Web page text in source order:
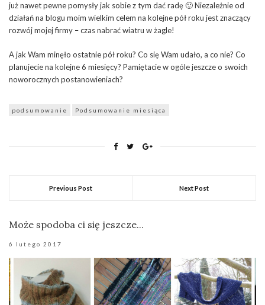
już nawet pewne pomysły jak sobie z tym dać radę 🙂 Niezależnie od
działań na blogu moim wielkim celem na kolejne pół roku jest znaczący
rozwój mojej firmy – czas nabrać wiatru w żagle!
A jak Wam minęło ostatnie pół roku? Co się Wam udało, a co nie? Co
planujecie na kolejne 6 miesięcy? Pamiętacie w ogóle jeszcze o swoich
noworocznych postanowieniach?
podsumowanie Podsumowanie miesiąca
Previous Post Next Post
Może spodoba ci się jeszcze...
6 lutego 2017